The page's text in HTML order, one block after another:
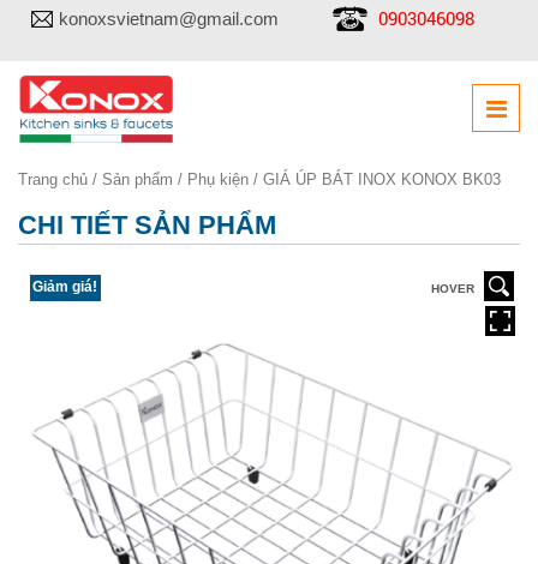
konoxsvietnam@gmail.com 0903046098
Trang chủ / Sản phẩm / Phụ kiện / GIÁ ÚP BÁT INOX KONOX BK03
CHI TIẾT SẢN PHẨM
Giảm giá! HOVER